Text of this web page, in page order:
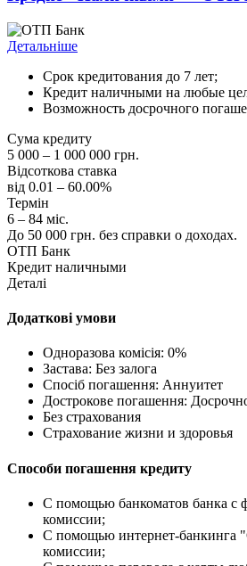
Детальніше
Срок кредитования до 7 лет;
Кредит наличными на любые
Возможность досрочного
Сума кредиту
5 000 – 1 000 000 грн.
Відсоткова ставка
від 0.01 – 60.00%
Термін
6 – 84 міс.
До 50 000 грн. без справки о доходах.
ОТП Банк
Кредит наличными
Деталі
Додаткові умови
Одноразова комісія: 0%
Застава: Без залога
Спосіб погашення: Aннуитет
Дострокове погашення:
Без страхования
Страхование жизни и здоровья
Способи погашення кредиту
С помощью банкоматов банка с
комиссии;
С помощью интернет-банкинга
комиссии;